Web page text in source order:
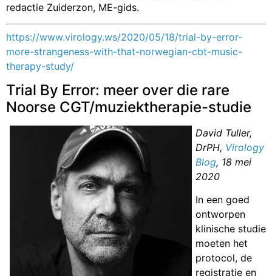
redactie Zuiderzon, ME-gids.
https://www.virology.ws/2020/05/18/trial-by-error-
more-strangeness-with-that-norwegian-cbt-music-
therapy-study/
Trial By Error: meer over die rare
Noorse CGT/muziektherapie-studie
David Tuller,
DrPH, Virology
Blog, 18 mei
2020
In een goed
ontworpen
klinische studie
moeten het
protocol, de
registratie en